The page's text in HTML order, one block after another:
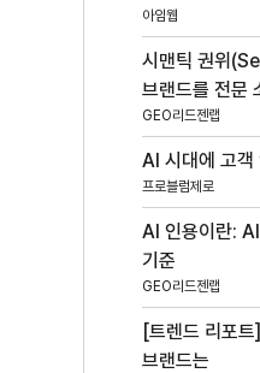
아임웹
시맨틱 권위
브랜드를 전문
GEO리드젠랩
AI 시대에 고객
프로블럼제로
AI 인용이란:
기준
GEO리드젠랩
[트렌드 리포
브랜드는